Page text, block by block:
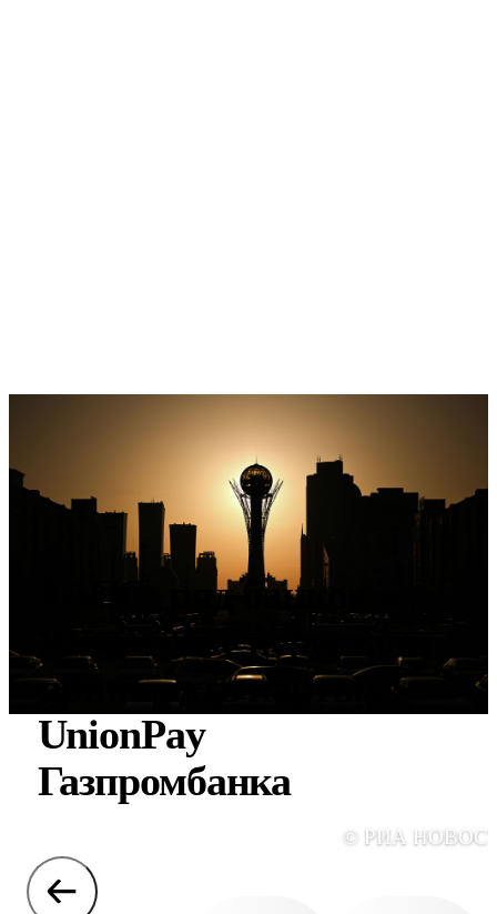
ТАСС: ряд банков в
Казахстане перестали
принимать карты
UnionPay
Газпромбанка
© РИА